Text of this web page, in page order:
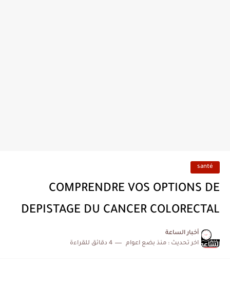
santé
COMPRENDRE VOS OPTIONS DE
DEPISTAGE DU CANCER COLORECTAL
أخبار الساعة
اخر تحديث : منذ بضع اعوام 4 دقائق للقراءة